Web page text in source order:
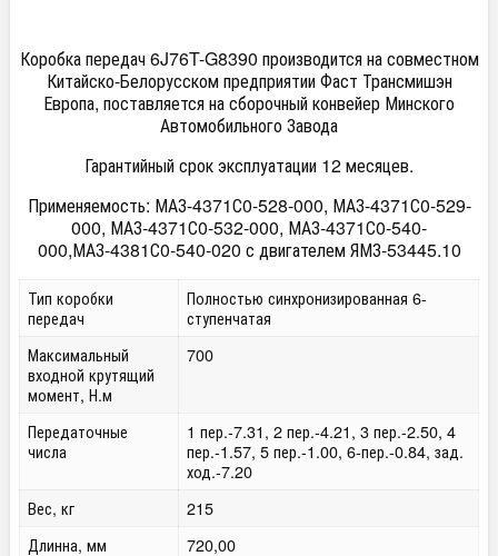
Коробка передач 6J76T-G8390 производится на совместном
Китайско-Белорусском предприятии Фаст Трансмишэн
Европа, поставляется на сборочный конвейер Минского
Автомобильного Завода
Гарантийный срок эксплуатации 12 месяцев.
Применяемость: МАЗ-4371С0-528-000, МАЗ-4371С0-529-
000, МАЗ-4371С0-532-000, МАЗ-4371С0-540-
000,МАЗ-4381С0-540-020 с двигателем ЯМЗ-53445.10
Тип коробки
передач
Полностью синхронизированная 6-
ступенчатая
Максимальный
входной крутящий
момент, Н.м
700
Передаточные
числа
1 пер.-7.31, 2 пер.-4.21, 3 пер.-2.50, 4
пер.-1.57, 5 пер.-1.00, 6-пер.-0.84, зад.
ход.-7.20
Вес, кг
215
Длинна, мм
720,00